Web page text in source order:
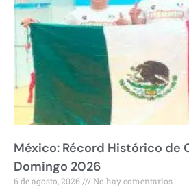
México: Récord Histórico de
Domingo 2026
6 de agosto, 2026 No hay comentarios